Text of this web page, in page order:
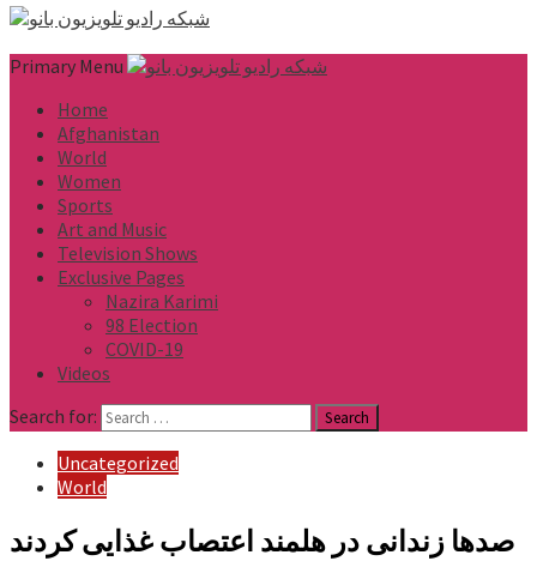
Primary Menu
Home
Afghanistan
World
Women
Sports
Art and Music
Television Shows
Exclusive Pages
Nazira Karimi
98 Election
COVID-19
Videos
Search for:
Uncategorized
World
صدها زندانی در هلمند اعتصاب غذایی کردند